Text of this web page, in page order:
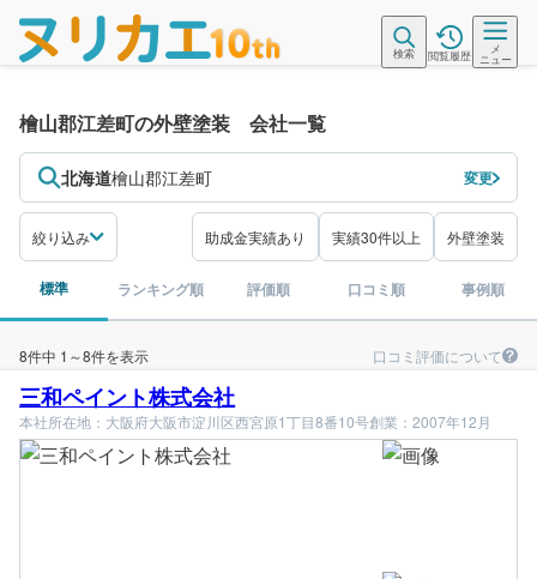
検索 閲覧履歴
メ
ニュー
檜山郡江差町の外壁塗装 会社一覧
北海道檜山郡江差町 変更
絞り込み 助成金実績あり 実績30件以上 外壁塗装
標準 ランキング順 評価順 口コミ順 事例順
8件中 1～8件を表示 口コミ評価について
三和ペイント株式会社
本社所在地：大阪府大阪市淀川区西宮原1丁目8番10号創業：2007年12月